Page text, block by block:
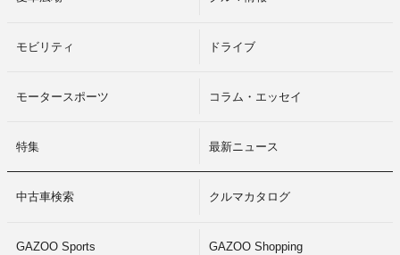
モビリティ ドライブ
モータースポーツ コラム・エッセイ
特集 最新ニュース
中古車検索 クルマカタログ
GAZOO Sports GAZOO Shopping